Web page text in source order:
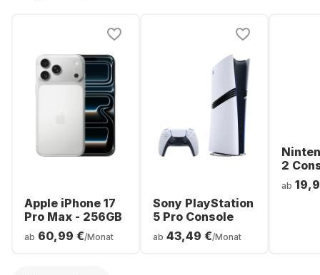
Apple iPhone 17
Pro Max - 256GB
ab 60,99 €/Monat
Sony PlayStation
5 Pro Console
ab 43,49 €/Monat
2
ab